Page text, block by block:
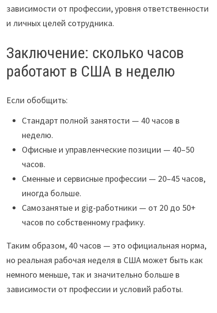
зависимости от профессии, уровня ответственности
и личных целей сотрудника.
Заключение: сколько часов
работают в США в неделю
Если обобщить:
Стандарт полной занятости — 40 часов в
неделю.
Офисные и управленческие позиции — 40–50
часов.
Сменные и сервисные профессии — 20–45 часов,
иногда больше.
Самозанятые и gig-работники — от 20 до 50+
часов по собственному графику.
Таким образом, 40 часов — это официальная норма,
но реальная рабочая неделя в США может быть как
немного меньше, так и значительно больше в
зависимости от профессии и условий работы.